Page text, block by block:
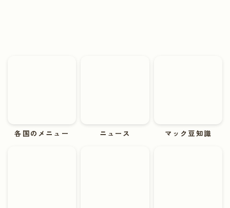
各国のメニュー ニュース マック豆知識